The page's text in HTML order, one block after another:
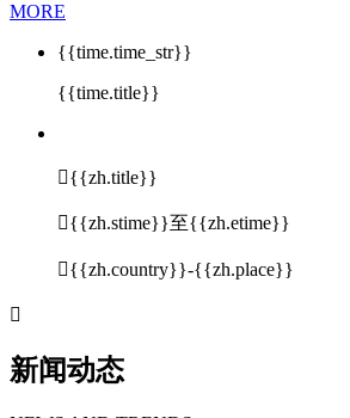
MORE
{{time.time_str}}
{{time.title}}
{{zh.title}}
{{zh.stime}}至{{zh.etime}}
{{zh.country}}-{{zh.place}}

新闻动态